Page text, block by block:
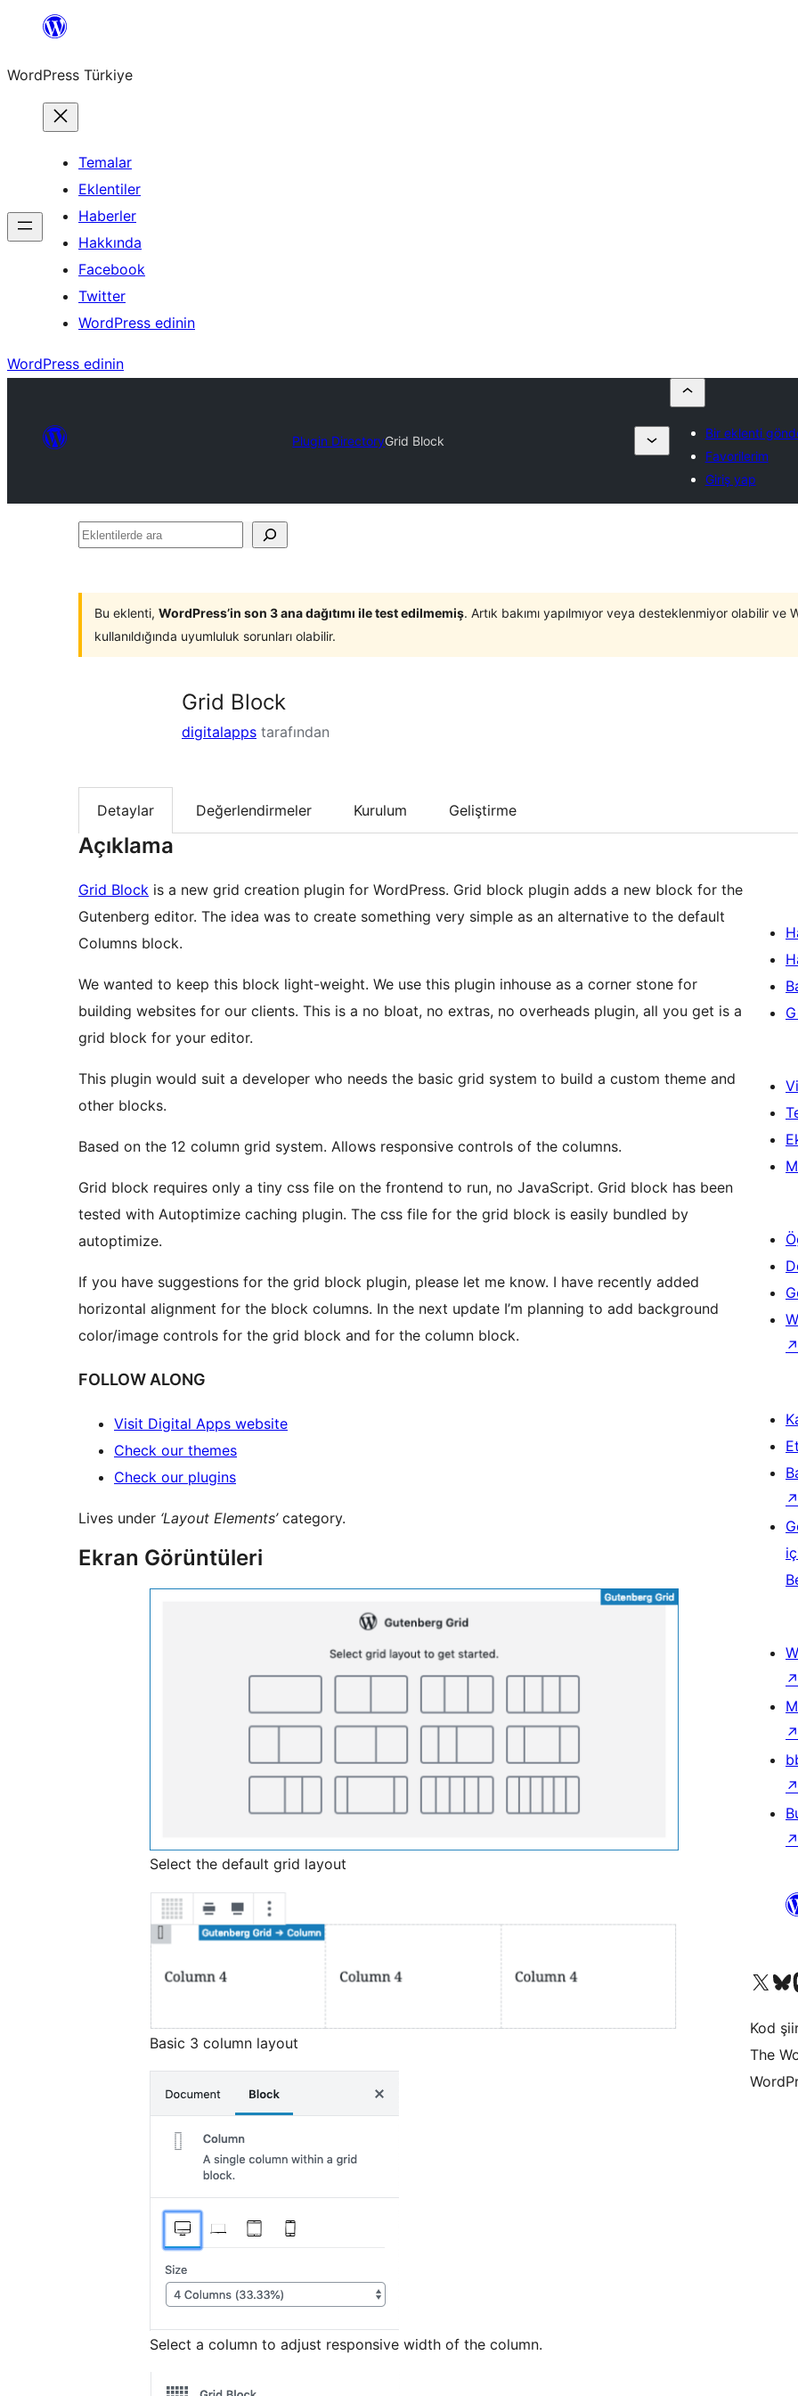
İçeriğe
WordPress Türkiye
Temalar
Eklentiler
Haberler
Hakkında
Facebook
Twitter
WordPress edinin
WordPress edinin
Plugin DirectoryGrid Block
Bir eklenti
Favorilerim
Giriş yap
Eklentilerde
Bu eklenti, WordPress’in son 3 ana dağıtımı ile test edilmemiş. Artık bakımı yapılmıyor veya desteklenmiyor olabilir
kullanıldığında uyumluluk sorunları olabilir.
Grid Block
digitalapps tarafından
Detaylar Değerlendirmeler Kurulum Geliştirme
Açıklama
Grid Block is a new grid creation plugin for WordPress. Grid block plugin adds a new block for the
Gutenberg editor. The idea was to create something very simple as an alternative to the default
Columns block.
We wanted to keep this block light-weight. We use this plugin inhouse as a corner stone for
building websites for our clients. This is a no bloat, no extras, no overheads plugin, all you get is a
grid block for your editor.
This plugin would suit a developer who needs the basic grid system to build a custom theme and
other blocks.
Based on the 12 column grid system. Allows responsive controls of the columns.
Grid block requires only a tiny css file on the frontend to run, no JavaScript. Grid block has been
tested with Autoptimize caching plugin. The css file for the grid block is easily bundled by
autoptimize.
If you have suggestions for the grid block plugin, please let me know. I have recently added
horizontal alignment for the block columns. In the next update I’m planning to add background
color/image controls for the grid block and for the column block.
FOLLOW ALONG
Visit Digital Apps website
Check our themes
Check our plugins
Lives under ‘Layout Elements’category.
Ekran Görüntüleri
Select the default grid layout
Basic 3 column layout
Select a column to adjust responsive width of the column.
↗
↗
↗
↗
↗
↗
X (eski Twitter)Bluesky
Kod
The